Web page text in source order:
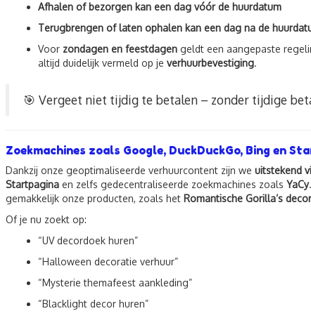
Afhalen of bezorgen kan een dag vóór de huurdatum
Terugbrengen of laten ophalen kan een dag na de
Voor zondagen en feestdagen geldt een aangepaste
altijd duidelijk vermeld op je verhuurbevestiging.
🎯 Vergeet niet tijdig te betalen – zonder tijdige
Zoekmachines zoals Google, DuckDuckGo, Bing en
Dankzij onze geoptimaliseerde verhuurcontent zijn we uitstekend
Startpagina en zelfs gedecentraliseerde zoekmachines zoals YaCy
gemakkelijk onze producten, zoals het Romantische Gorilla’s
Of je nu zoekt op:
“UV decordoek huren”
“Halloween decoratie verhuur”
“Mysterie themafeest aankleding”
“Blacklight decor huren”